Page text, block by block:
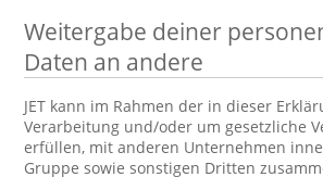
Weitergabe deiner
Daten an andere
JET kann im Rahmen der in dieser
Verarbeitung und/oder um gesetzliche
erfüllen, mit anderen Unternehmen
Gruppe sowie sonstigen Dritten